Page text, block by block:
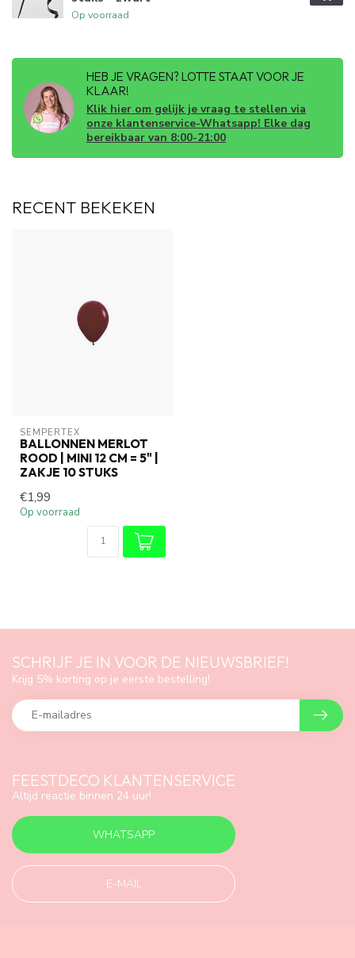
Op voorraad
HEB JE VRAGEN? LOTTE STAAT VOOR JE
KLAAR!
Klik hier om gelijk je vraag te stellen via
onze klantenservice-Whatsapp! Elke dag
bereikbaar van 8:00-21:00
RECENT BEKEKEN
SEMPERTEX
BALLONNEN MERLOT
ROOD | MINI 12 CM = 5" |
ZAKJE 10 STUKS
€1,99
Op voorraad
FEESTDECO KLANTENSERVICE
Altijd reactie binnen 24 uur!
WHATSAPP
E-MAIL
SCHRIJF JE IN VOOR DE NIEUWSBRIEF!
Krijg 5% korting op je eerste bestelling!